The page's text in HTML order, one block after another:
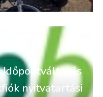
Időpontváltozás
nyitvatartási